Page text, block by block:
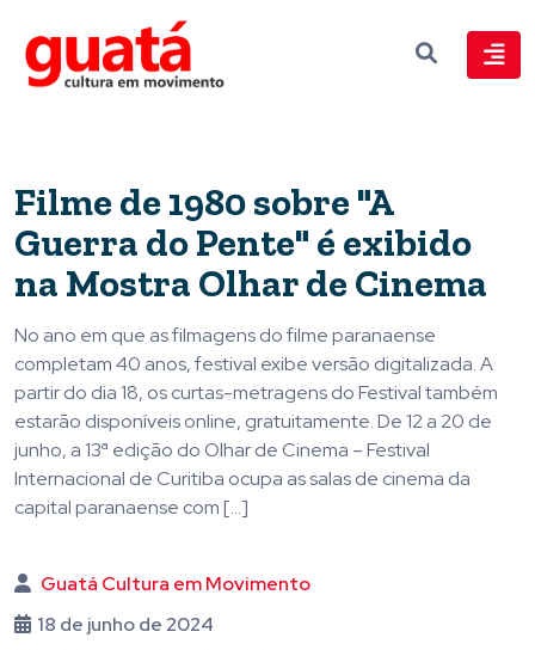
Filme de 1980 sobre "A
Guerra do Pente" é exibido
na Mostra Olhar de Cinema
No ano em que as filmagens do filme paranaense
completam 40 anos, festival exibe versão digitalizada. A
partir do dia 18, os curtas-metragens do Festival também
estarão disponíveis online, gratuitamente. De 12 a 20 de
junho, a 13ª edição do Olhar de Cinema – Festival
Internacional de Curitiba ocupa as salas de cinema da
capital paranaense com […]
Guatá Cultura em Movimento
18 de junho de 2024